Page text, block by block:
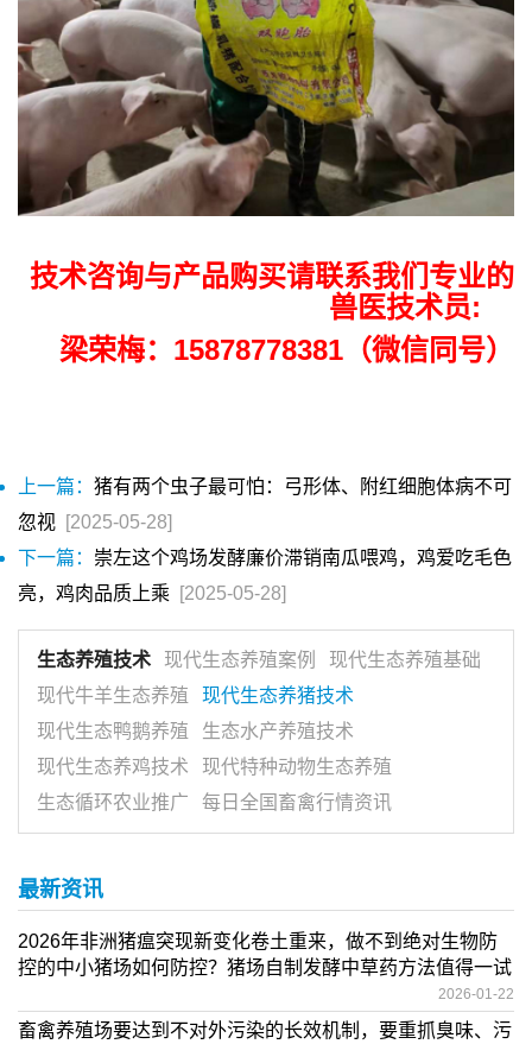
技术咨询与产品购买请联系我们专业的
兽医技术员:
梁荣梅：15878778381（微信同号）
上一篇： 猪有两个虫子最可怕：弓形体、附红细胞体病不可
忽视 [2025-05-28]
下一篇： 崇左这个鸡场发酵廉价滞销南瓜喂鸡，鸡爱吃毛色
亮，鸡肉品质上乘
[2025-05-28]
生态养殖技术 现代生态养殖案例
现代生态养殖基础
现代牛羊生态养殖
现代生态养猪技术
现代生态鸭鹅养殖
生态水产养殖技术
现代生态养鸡技术
现代特种动物生态养殖
生态循环农业推广
每日全国畜禽行情资讯
最新资讯
2026年非洲猪瘟突现新变化卷土重来，做不到绝对生物防
控的中小猪场如何防控？猪场自制发酵中草药方法值得一试
2026-01-22
畜禽养殖场要达到不对外污染的长效机制，要重抓臭味、污